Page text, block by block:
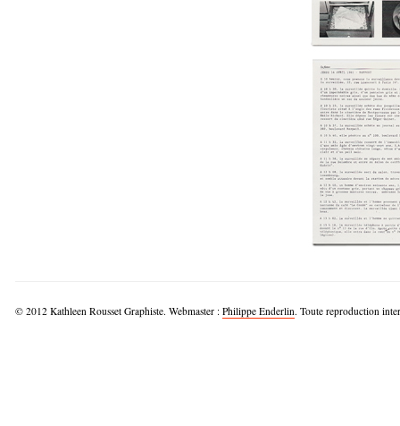
© 2012 Kathleen Rousset Graphiste. Webmaster : Philippe Enderlin. Toute reproduction